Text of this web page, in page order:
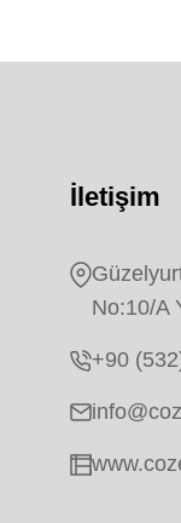
İletişim
No:10/A
+90